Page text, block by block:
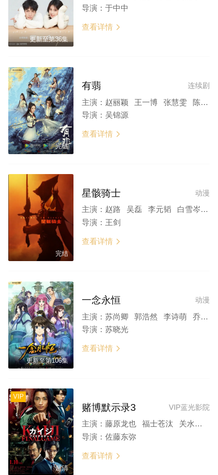
更新至第36集
导演： 于中中
查看详情 
完结
连续剧
有翡
主演： 赵丽颖 王一博 张慧雯 陈若轩 周洁琼
导演： 吴锦源
查看详情 
完结
动漫
星骸骑士
主演： 赵路 吴磊 李元韬 白雪岑 Xuecen Bai 张欣 沈念如 Nianru Shen 杨梦露
导演： 王剑
查看详情 
更新至第106集
动漫
一念永恒
主演： 苏尚卿 郭浩然 李诗萌 乔诗语
导演： 苏晓光
查看详情 
VIP
超清
VIP蓝光影院
赌博默示录3
主演： 藤原龙也 福士苍汰 关水渚 新田真剑佑 吉田钢太郎
导演： 佐藤东弥
查看详情 